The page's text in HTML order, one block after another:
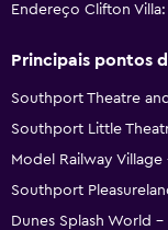
Endereço Clifton
Principais pontos
Southport Theatre
Southport Little
Model Railway Village
Southport
Dunes Splash World